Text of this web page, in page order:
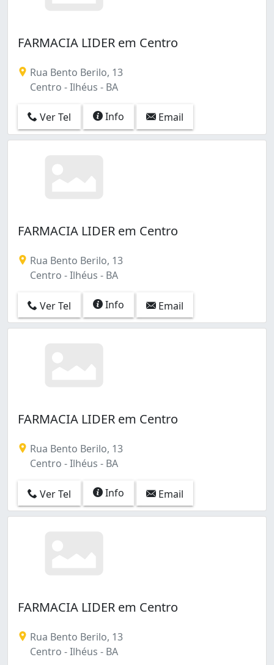
FARMACIA LIDER em Centro
Rua Bento Berilo, 13
Centro - Ilhéus - BA
Ver Tel Info Email
FARMACIA LIDER em Centro
Rua Bento Berilo, 13
Centro - Ilhéus - BA
Ver Tel Info Email
FARMACIA LIDER em Centro
Rua Bento Berilo, 13
Centro - Ilhéus - BA
Ver Tel Info Email
FARMACIA LIDER em Centro
Rua Bento Berilo, 13
Centro - Ilhéus - BA